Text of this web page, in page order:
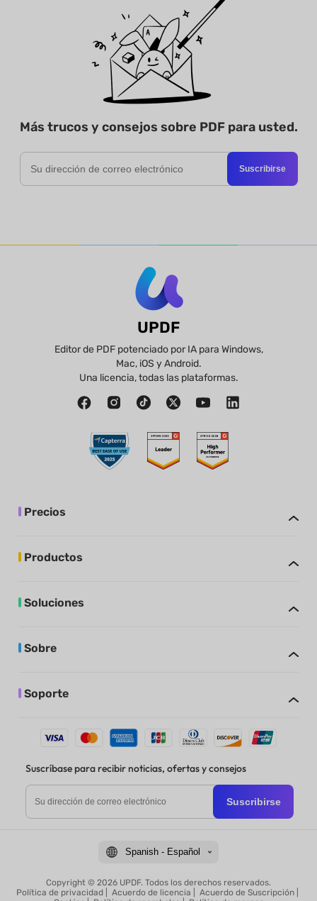
Más trucos y consejos sobre PDF para usted.
Suscribirse
UPDF
Editor de PDF potenciado por IA para Windows,
Mac, iOS y Android.
Una licencia, todas las plataformas.
Precios
Productos
Soluciones
Sobre
Soporte
Suscríbase para recibir noticias, ofertas y consejos
Suscribirse
Spanish - Español
Copyright © 2026 UPDF. Todos los derechos reservados.
Política de privacidad
Acuerdo de licencia Acuerdo de Suscripción